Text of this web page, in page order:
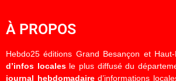
À PROPOS
Hebdo25 éditions Grand Besançon et
d’infos localesle plus diffusé du
journal hebdomadaired’informations